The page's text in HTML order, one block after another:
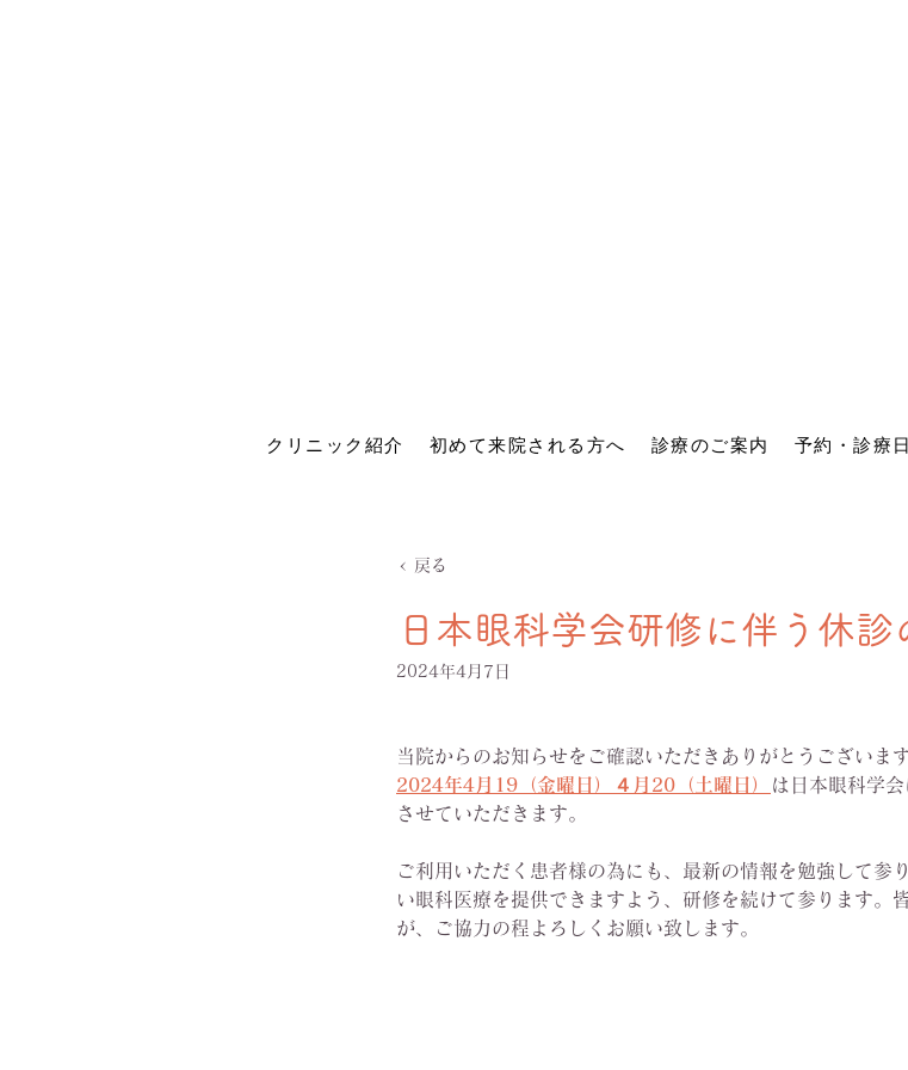
クリニック紹介 初めて来院される方へ 診療のご案内 予約・診療
< 戻る
日本眼科学会研修に伴う休診
2024年4月7日
当院からのお知らせをご確認いただきありがとうございます
2024年4月19（金曜日）４月20（土曜日）
は日本眼科学
させていただきます。
ご利用いただく患者様の為にも、最新の情報を勉強して参
い眼科医療を提供できますよう、研修を続けて参ります。
が、ご協力の程よろしくお願い致します。